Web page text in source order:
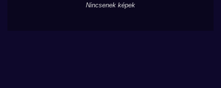
Nincsenek képek